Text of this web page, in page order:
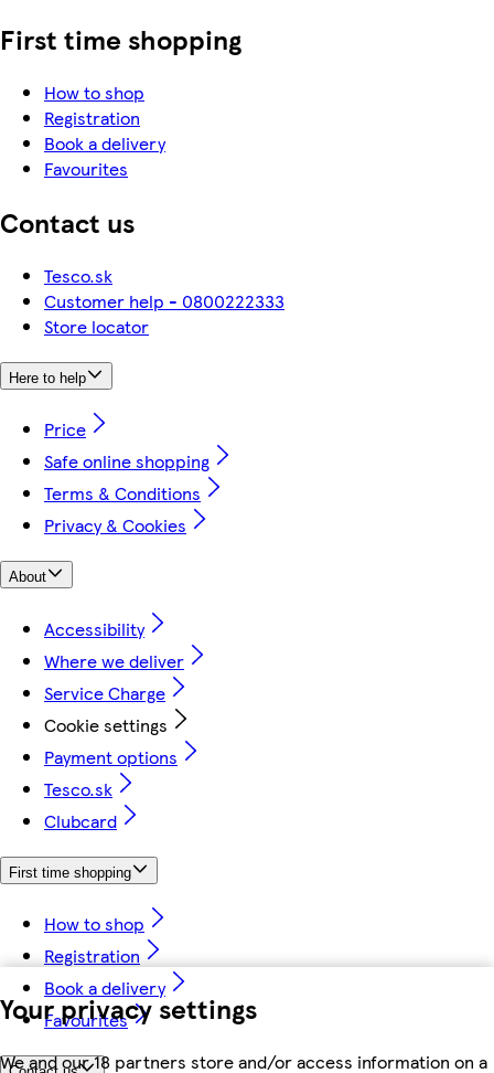
Your privacy settings
We and our 18 partners store and/or access information on a
First time shopping
How to shop
Registration
Book a delivery
Favourites
Contact us
Tesco.sk
Customer help - 0800222333
Store locator
Here to help
Price
Safe online shopping
Terms & Conditions
Privacy & Cookies
About
Accessibility
Where we deliver
Service Charge
Cookie settings
Payment options
Tesco.sk
Clubcard
First time shopping
How to shop
Registration
Book a delivery
Favourites